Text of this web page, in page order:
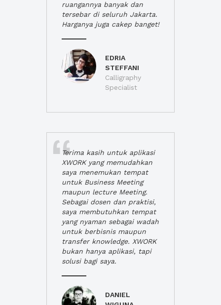
ruangannya banyak dan
tersebar di seluruh Jakarta.
Harganya juga cakep banget!
EDRIA
STEFFANI
Calligraphy
Specialist
Terima kasih untuk aplikasi
XWORK yang memudahkan
saya menemukan tempat
untuk Business Meeting
maupun lecture Meeting.
Sebagai dosen dan praktisi,
saya membutuhkan tempat
yang nyaman sebagai wadah
untuk berbisnis maupun
transfer knowledge. XWORK
bukan hanya aplikasi, tapi
solusi bagi saya.
DANIEL